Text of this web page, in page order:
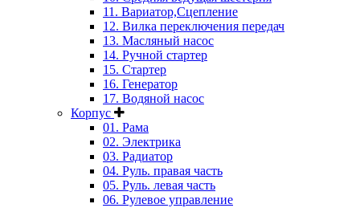
11. Вариатор,Сцепление
12. Вилка переключения передач
13. Масляный насос
14. Ручной стартер
15. Стартер
16. Генератор
17. Водяной насос
Корпус
01. Рама
02. Электрика
03. Радиатор
04. Руль. правая часть
05. Руль. левая часть
06. Рулевое управление